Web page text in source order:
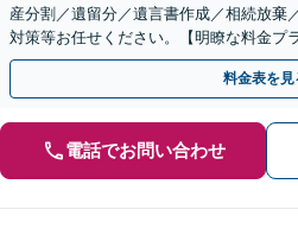
産分割／遺留分／遺言書作成／相続放棄
対策等お任せください。【明瞭な料金プ
話相談可】
料金表を見
電話でお問い合わせ